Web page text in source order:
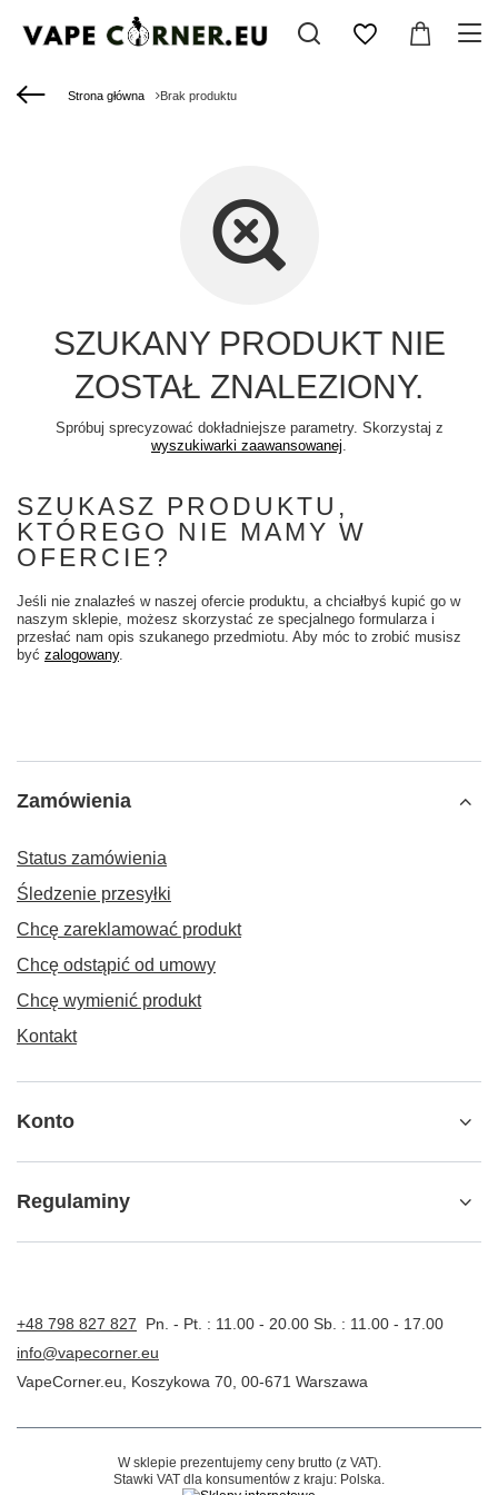
Strona główna Brak produktu
SZUKANY PRODUKT NIE
ZOSTAŁ ZNALEZIONY.
Spróbuj sprecyzować dokładniejsze parametry. Skorzystaj z
wyszukiwarki zaawansowanej.
SZUKASZ PRODUKTU,
KTÓREGO NIE MAMY W
OFERCIE?
Jeśli nie znalazłeś w naszej ofercie produktu, a chciałbyś kupić go w
naszym sklepie, możesz skorzystać ze specjalnego formularza i
przesłać nam opis szukanego przedmiotu. Aby móc to zrobić musisz
być zalogowany.
Zamówienia
Status zamówienia
Śledzenie przesyłki
Chcę zareklamować produkt
Chcę odstąpić od umowy
Chcę wymienić produkt
Kontakt
Konto
Regulaminy
+48 798 827 827
Pn. - Pt. : 11.00 - 20.00 Sb. : 11.00 - 17.00
info@vapecorner.eu
VapeCorner.eu
Koszykowa 70 00-671 Warszawa
W sklepie prezentujemy ceny brutto (z VAT).
Stawki VAT dla konsumentów z kraju: Polska.